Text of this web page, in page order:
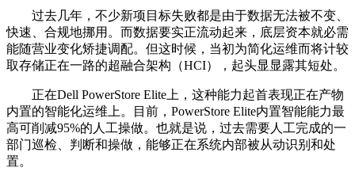
过去几年，不少新项目标失败都是由于数据无法被不变、
快速、合规地挪用。而数据要实正流动起来，底层资本就必需
能随营业变化矫捷调配。但这时候，当初为简化运维而将计较
取存储正在一路的超融合架构（HCI），起头显显露其短处。
正在Dell PowerStore Elite上，这种能力起首表现正在产物
内置的智能化运维上。目前，PowerStore Elite内置智能能力最
高可削减95%的人工操做。也就是说，过去需要人工完成的一
部门巡检、判断和操做，能够正在系统内部被从动识别和处
置。